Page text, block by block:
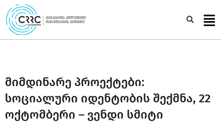
Skip
to
content
მიმდინარე პროექტები:
სოციალური იდენტობის შექმნა, 22
ოქტომბერი – ვენდი სმიტი